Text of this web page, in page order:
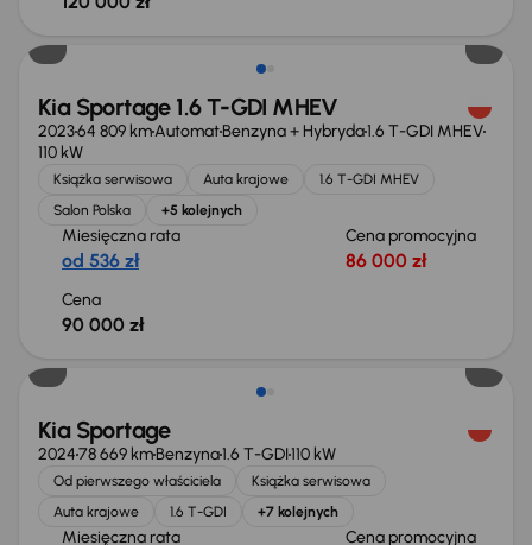
Kia Sportage 1.6 T-GDI MHEV
202364 809 kmAutomatBenzyna + Hybryda1.6 T-GDI MHEV
110 kW
Książka serwisowa Auta krajowe
1.6 T-GDI MHEV
Salon Polska
+5 kolejnych
Miesięczna rata
od 536 zł
Cena promocyjna
86 000 zł
Cena
90 000 zł
Kia Sportage
202478 669 kmBenzyna1.6 T-GDI110 kW
Od pierwszego właściciela
Książka serwisowa
Auta krajowe
1.6 T-GDI +7 kolejnych
Miesięczna rata Cena promocyjna